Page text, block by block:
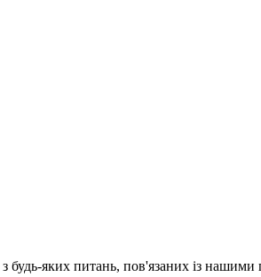
будь-яких питань, пов'язаних із нашими